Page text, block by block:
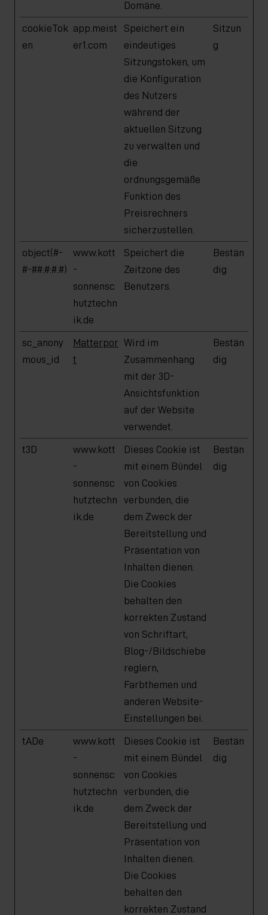
Domäne.
cookieTok
en
app.meist
er1.com
Speichert ein
eindeutiges
Sitzungstoken, um
die Konfiguration
des Nutzers
während der
aktuellen Sitzung
zu verwalten und
die
ordnungsgemäße
Funktion des
Preisrechners
sicherzustellen.
Sitzun
g
object(#-
#-##:#:#.#)
www.kott
-
sonnensc
hutztechn
ik.de
Speichert die
Zeitzone des
Benutzers.
Bestän
dig
sc_anony
mous_id
Matterpor
t
Wird im
Zusammenhang
mit der 3D-
Ansichtsfunktion
auf der Website
verwendet.
Bestän
dig
t3D
www.kott
-
sonnensc
hutztechn
ik.de
Dieses Cookie ist
mit einem Bündel
von Cookies
verbunden, die
dem Zweck der
Bereitstellung und
Präsentation von
Inhalten dienen.
Die Cookies
behalten den
korrekten Zustand
von Schriftart,
Blog-/Bildschiebe
reglern,
Farbthemen und
anderen Website-
Einstellungen bei.
Bestän
dig
tADe
www.kott
-
sonnensc
hutztechn
ik.de
Dieses Cookie ist
mit einem Bündel
von Cookies
verbunden, die
dem Zweck der
Bereitstellung und
Präsentation von
Inhalten dienen.
Die Cookies
behalten den
korrekten Zustand
Bestän
dig